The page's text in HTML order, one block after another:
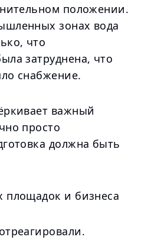
положении.
зонах вода
что
затруднена, что
снабжение.
важный
просто
должна быть
площадок и бизнеса